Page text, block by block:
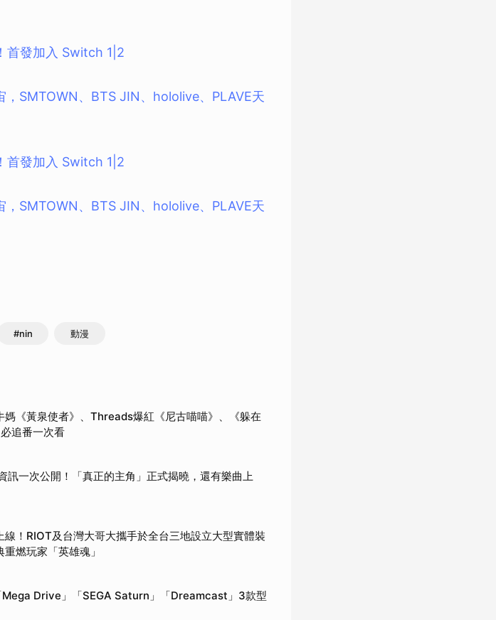
首發加入 Switch 1|2
SMTOWN、BTS JIN、hololive、PLAVE天
首發加入 Switch 1|2
SMTOWN、BTS JIN、hololive、PLAVE天
#nin 動漫
《黃泉使者》、Threads爆紅《尼古喵喵》、《躲在
追番一次看
訊一次公開！「真正的主角」正式揭曉，還有樂曲上
線！RIOT及台灣大哥大攜手於全台三地設立大型實體裝
燃玩家「英雄魂」
Mega Drive」「SEGA Saturn」「Dreamcast」3款型